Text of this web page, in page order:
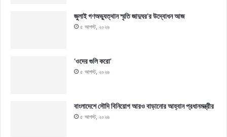
জুলাই গণঅভ্যুত্থান স্মৃতি জাদুঘর’র উদ্বোধন আজ
৫ আগস্ট, ২০২৬
‘ওদের গুলি করো’
৫ আগস্ট, ২০২৬
বাংলাদেশে সৌদি বিনিয়োগ আরও বাড়ানোর আহ্বান প্রধানমন্ত্রীর
৫ আগস্ট, ২০২৬